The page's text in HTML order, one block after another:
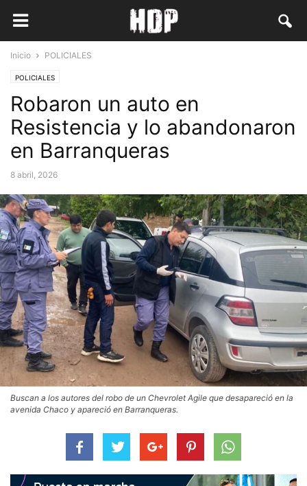
Inicio POLICIALES
POLICIALES
Robaron un auto en
Resistencia y lo abandonaron
en Barranqueras
8 abril, 2026
Buscan a los autores del robo de un Chevrolet Agile que desapareció en la
avenida Chaco y apareció en Barranqueras.